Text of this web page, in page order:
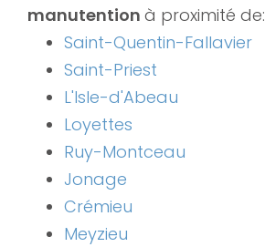
manutention à proximité de:
Saint-Quentin-Fallavier
Saint-Priest
L'Isle-d'Abeau
Loyettes
Ruy-Montceau
Jonage
Crémieu
Meyzieu